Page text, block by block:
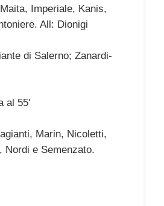
Imperiale, Kanis,
All: Dionigi
di Salerno; Zanardi-
al 55'
Marin, Nicoletti,
Nordi e Semenzato.